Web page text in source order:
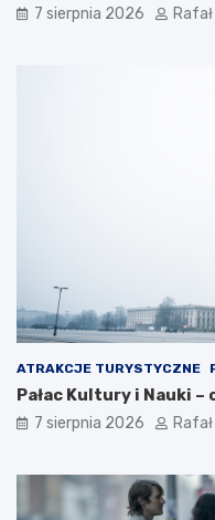
7 sierpnia 2026
ATRAKCJE TURYSTYCZNE
Pałac Kultury i Nauki
7 sierpnia 2026